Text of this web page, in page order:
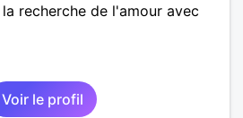
recherche de l'amour avec
Voir le profil